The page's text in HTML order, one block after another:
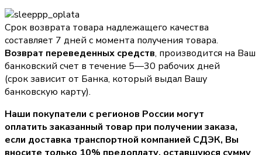
Срок возврата товара надлежащего качества
составляет 7 дней с момента получения товара.
Возврат переведенных средств, производится на Ваш
банковский счет в течение 5—30 рабочих дней
(срок зависит от Банка, который выдал Вашу
банковскую карту).
Наши покупатели с регионов России могут
оплатить заказанный товар при получении заказа,
если доставка транспортной компанией СДЭК, Вы